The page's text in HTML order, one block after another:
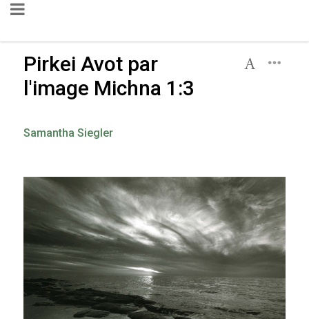
Pirkei Avot par
l'image Michna 1:3
Samantha Siegler